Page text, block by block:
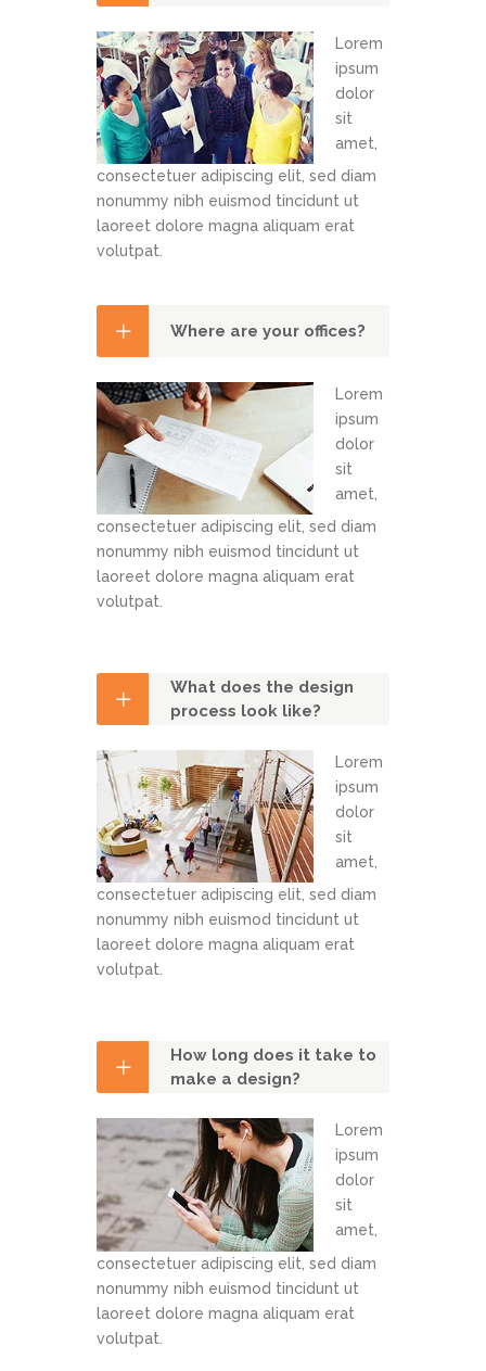
Lorem
ipsum
dolor
sit
amet,
consectetuer adipiscing elit, sed diam
nonummy nibh euismod tincidunt ut
laoreet dolore magna aliquam erat
volutpat.
Where are your offices?
Lorem
ipsum
dolor
sit
amet,
consectetuer adipiscing elit, sed diam
nonummy nibh euismod tincidunt ut
laoreet dolore magna aliquam erat
volutpat.
What does the design
process look like?
Lorem
ipsum
dolor
sit
amet,
consectetuer adipiscing elit, sed diam
nonummy nibh euismod tincidunt ut
laoreet dolore magna aliquam erat
volutpat.
How long does it take to
make a design?
Lorem
ipsum
dolor
sit
amet,
consectetuer adipiscing elit, sed diam
nonummy nibh euismod tincidunt ut
laoreet dolore magna aliquam erat
volutpat.